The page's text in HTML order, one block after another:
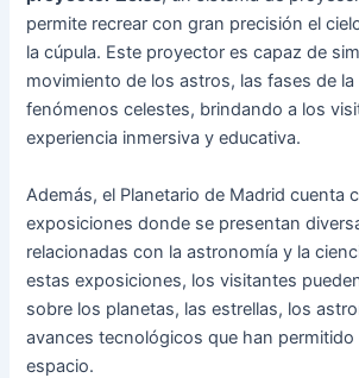
permite recrear con gran precisión el
la cúpula. Este proyector es capaz de
movimiento de los astros, las fases de
fenómenos celestes, brindando a los
experiencia inmersiva y educativa.
Además, el Planetario de Madrid cuenta
exposiciones donde se presentan
relacionadas con la astronomía y la
estas exposiciones, los visitantes
sobre los planetas, las estrellas, los
avances tecnológicos que han permitido
espacio.